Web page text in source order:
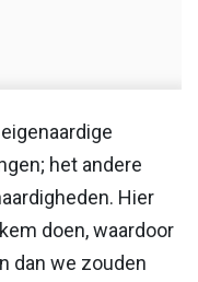
het andere
Hier
doen, waardoor
dan we zouden